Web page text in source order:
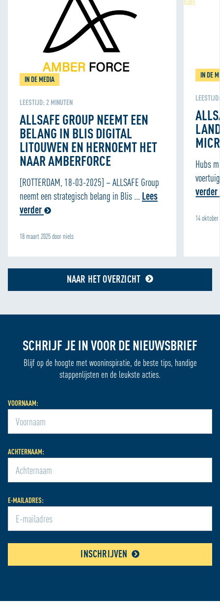
informatie over hoe wij cookies gebruiken, bekijk onze
Cookie Policy
IN DE MEDIA
LEESTIJD: 2 MINUTEN
ALLSAFE GROUP NEEMT EEN
BELANG IN BLIS DIGITAL
LITOUWEN EN HERNOEMT HET
NAAR AMBERFORCE
[ROTTERDAM, 18-03-2025] – ALLSAFE Group
neemt een strategisch belang in Blis ... Lees
verder
18 maart 2025 door niels
IN DE
Hubs
verder
14
NAAR HET OVERZICHT
SCHRIJF JE IN VOOR DE NIEUWSBRIEF
Blijf op de hoogte met wooninspiratie, de beste tips, handige
stappenlijsten en de leukste acties.
VOORNAAM:
ACHTERNAAM:
E-MAILADRES:
INSCHRIJVEN